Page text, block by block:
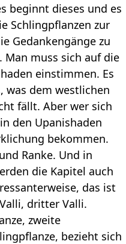
beginnt dieses und es
Schlingpflanzen zur
Gedankengänge zu
muss sich auf die
einstimmen. Es
was dem westlichen
fällt. Aber wer sich
den Upanishaden
bekommen.
Ranke. Und in
die Kapitel auch
das ist
dritter Valli.
zweite
bezieht sich